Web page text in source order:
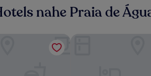
nahe Praia de